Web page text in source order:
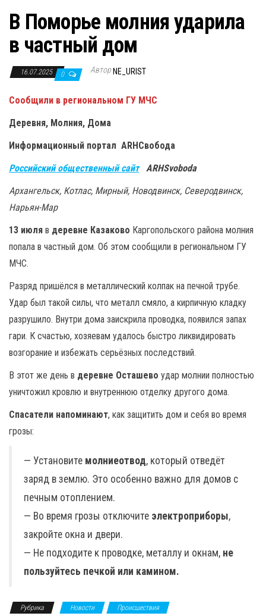
В Поморье молния ударила
в частный дом
16.07.2025 0 Автор NE_URIST
Cообщили в региональном ГУ МЧС
Деревня, Молния, Дома
Информационный портал ARHСвобода
Российский общественный сайтARHSvoboda
Архангельск, Котлас, Мирный, Новодвинск, Северодвинск,
Нарьян-Мар
13 июля в деревне Казаково Каргопольского района молния
попала в частный дом. Об этом сообщили в региональном ГУ
МЧС.
Разряд пришёлся в металлический колпак на печной трубе.
Удар был такой силы, что металл смяло, а кирпичную кладку
разрушило. Внутри дома заискрила проводка, появился запах
гари. К счастью, хозяевам удалось быстро ликвидировать
возгорание и избежать серьёзных последствий.
В этот же день в деревне Осташево удар молнии полностью
уничтожил кровлю и внутреннюю отделку другого дома.
Спасатели напоминают, как защитить дом и себя во время
грозы:
— Установите молниеотвод, который отведёт
заряд в землю. Это особенно важно для домов с
печным отоплением.
— Во время грозы отключите электроприборы,
закройте окна и двери.
— Не подходите к проводке, металлу и окнам, не
пользуйтесь печкой или камином.
Рубрика Новости Происшествия